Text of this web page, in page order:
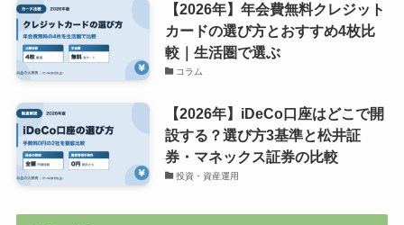
【2026年】年会費無料クレジット
カードの選び方とおすすめ4枚比
較｜生活圏で選ぶ
コラム
【2026年】iDeCo口座はどこで開
設する？選び方3基準と松井証
券・マネックス証券の比較
投資・資産運用